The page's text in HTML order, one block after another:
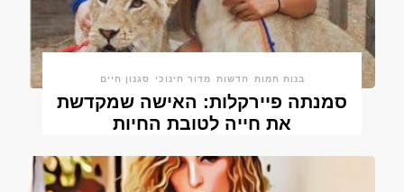
בנות חמות חדשות מדור חינוכי סגנון חיים
סמנתה פיירקלות: האישה שמקדשת
את חייה לטובת החיות